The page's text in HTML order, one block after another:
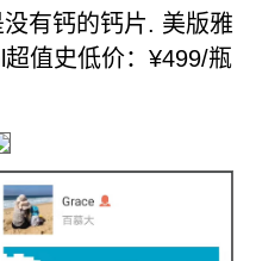
有钙的钙片. 美版雅
值史低价：¥499/瓶